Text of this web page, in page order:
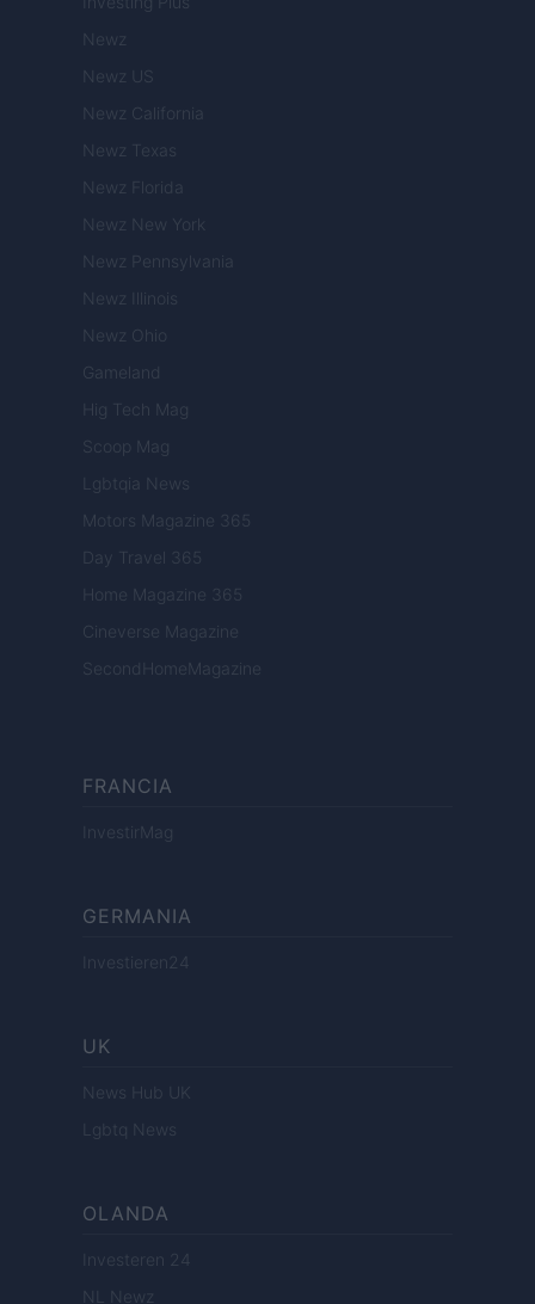
Newz
Newz US
Newz California
Newz Texas
Newz Florida
Newz New York
Newz Pennsylvania
Newz Illinois
Newz Ohio
Gameland
Hig Tech Mag
Scoop Mag
Lgbtqia News
Motors Magazine 365
Day Travel 365
Home Magazine 365
Cineverse Magazine
SecondHomeMagazine
FRANCIA
InvestirMag
GERMANIA
Investieren24
UK
News Hub UK
Lgbtq News
OLANDA
Investeren 24
NL Newz